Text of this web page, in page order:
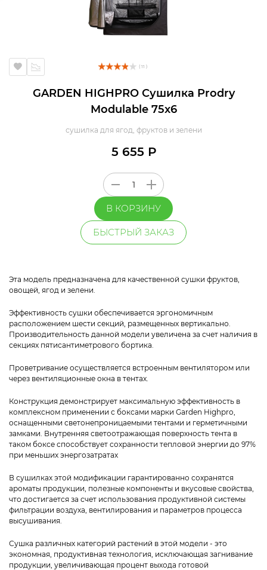
( 11 )
GARDEN HIGHPRO Сушилка Prodry
Modulable 75x6
сушилка для ягод, фруктов и зелени
5 655 Р
В КОРЗИНУ
БЫСТРЫЙ ЗАКАЗ
Эта модель предназначена для качественной сушки фруктов,
овощей, ягод и зелени.
Эффективность сушки обеспечивается эргономичным
расположением шести секций, размещенных вертикально.
Производительность данной модели увеличена за счет наличия в
секциях пятисантиметрового бортика.
Проветривание осуществляется встроенным вентилятором или
через вентиляционные окна в тентах.
Конструкция демонстрирует максимальную эффективность в
комплексном применении с боксами марки Garden Highpro,
оснащенными светонепроницаемыми тентами и герметичными
замками. Внутренняя светоотражающая поверхность тента в
таком боксе способствует сохранности тепловой энергии до 97%
при меньших энергозатратах
В сушилках этой модификации гарантированно сохранятся
ароматы продукции, полезные компоненты и вкусовые свойства,
что достигается за счет использования продуктивной системы
фильтрации воздуха, вентилирования и параметров процесса
высушивания.
Сушка различных категорий растений в этой модели - это
экономная, продуктивная технология, исключающая загнивание
продукции, увеличивающая процент выхода готовой